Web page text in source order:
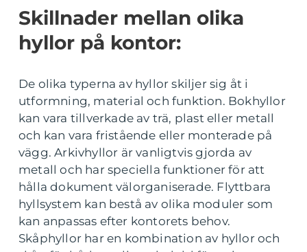
Skillnader mellan olika
hyllor på kontor:
De olika typerna av hyllor skiljer sig åt i
utformning, material och funktion. Bokhyllor
kan vara tillverkade av trä, plast eller metall
och kan vara fristående eller monterade på
vägg. Arkivhyllor är vanligtvis gjorda av
metall och har speciella funktioner för att
hålla dokument välorganiserade. Flyttbara
hyllsystem kan bestå av olika moduler som
kan anpassas efter kontorets behov.
Skåphyllor har en kombination av hyllor och